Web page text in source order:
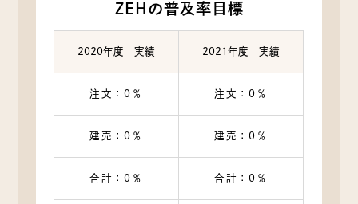
ZEHの普及率目標
2020年度 実績 2021年度 実績
注文：0％ 注文：0％
建売：0％ 建売：0％
合計：0％ 合計：0％